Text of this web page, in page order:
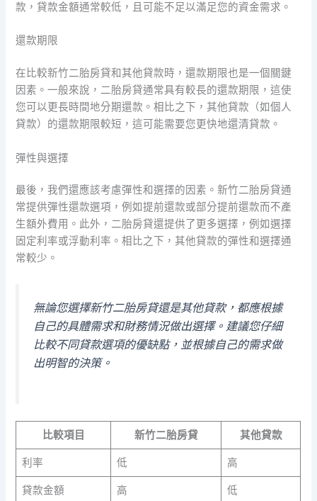
款，貸款金額通常較低，且可能不足以滿足您的資金需求。
還款期限
在比較新竹二胎房貸和其他貸款時，還款期限也是一個關鍵
因素。一般來說，二胎房貸通常具有較長的還款期限，這使
您可以更長時間地分期還款。相比之下，其他貸款（如個人
貸款）的還款期限較短，這可能需要您更快地還清貸款。
彈性與選擇
最後，我們還應該考慮彈性和選擇的因素。新竹二胎房貸通
常提供彈性還款選項，例如提前還款或部分提前還款而不產
生額外費用。此外，二胎房貸還提供了更多選擇，例如選擇
固定利率或浮動利率。相比之下，其他貸款的彈性和選擇通
常較少。
無論您選擇新竹二胎房貸還是其他貸款，都應根據
自己的具體需求和財務情況做出選擇。建議您仔細
比較不同貸款選項的優缺點，並根據自己的需求做
出明智的決策。
比較項目 新竹二胎房貸 其他貸款
利率 低 高
貸款金額 高 低